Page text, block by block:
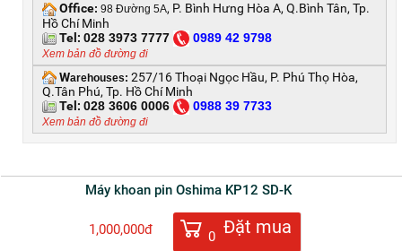
Office: 98 Đường 5A, P. Bình Hưng Hòa A, Q.Bình Tân, Tp.
Hồ Chí Minh
Tel: 028 3973 7777 0989 42 9798
Xem bản đồ đường đi
Warehouses: 257/16 Thoại Ngọc Hầu, P. Phú Thọ Hòa,
Q.Tân Phú, Tp. Hồ Chí Minh
Tel: 028 3606 0006 0988 39 7733
Xem bản đồ đường đi
Máy khoan pin Oshima KP12 SD-K
1,000,000đ 0 Đặt mua